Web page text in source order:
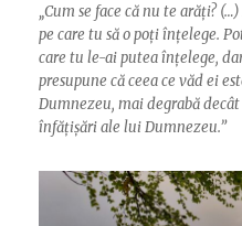
„Cum se face că nu te arăți?
pe care tu să o poți înțelege.
care tu le-ai putea înțelege,
presupune că ceea ce văd ei
Dumnezeu, mai degrabă
înfățișări ale lui Dumnezeu.”